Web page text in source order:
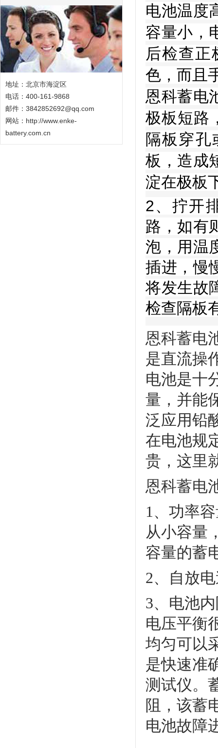
地址：北京市海淀区
电话：400-161-9868
邮件：3842852692@qq.com
网站： http://www.enke-
battery.com.cn
电池温度
容量小，
后检查正
色，而且
恩科蓄电
极板短路
隔板穿孔
板，造成
淀在极板
2、拧开
路，如有
泡，用温
插进，慢
将发生故
检查隔板
恩科蓄电
是直流操
电池是十
量，并能
泛应用铅
在电池规
贵，这里
恩科蓄电
1、功率
从小容量
容量的蓄
2、自放
3、电池
电压平衡
均匀可以
是快速准
测试仪。
阻，该蓄
电池故障